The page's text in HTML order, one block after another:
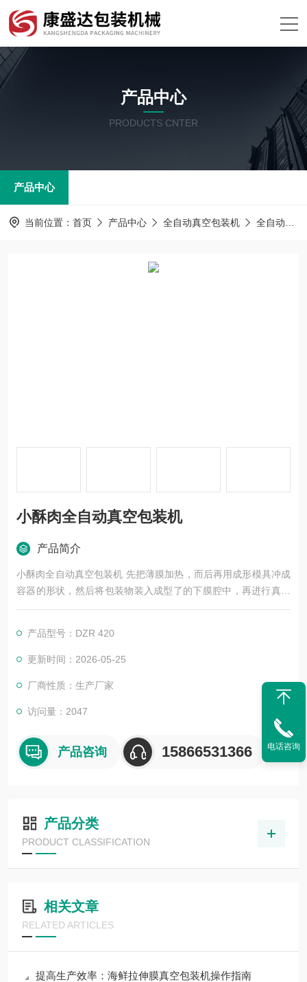
产品中心
PRODUCTS CNTER
产品中心
当前位置： 首页 产品中心 全自动真空包装机 全自动真空包装机
小酥肉全自动真空包装机
产品简介
小酥肉全自动真空包装机 先把薄膜加热，而后再用成形模具冲成
容器的形状，然后将包装物装入成型了的下膜腔中，再进行真空
包装。整个操作过程中由设备自动化完成，省去了传统流水线需
产品型号：DZR 420
更新时间：2026-05-25
厂商性质：生产厂家
访问量：2047
产品咨询 15866531366
产品分类
PRODUCT CLASSIFICATION
相关文章
RELATED ARTICLES
提高生产效率：海鲜拉伸膜真空包装机操作指南
电话咨询